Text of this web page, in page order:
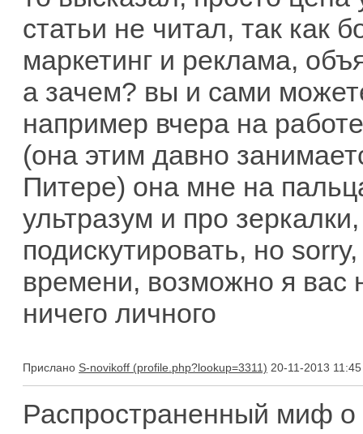
статьи не читал, так как
маркетинг и реклама,
а зачем? вы и сами
например вчера на
(она этим давно
Питере) она мне на
ультразум и про
подискутировать, но
времени, возможно я вас
ничего личного
Прислано S-novikoff 20-11-2013 11:45
Распространенный миф о